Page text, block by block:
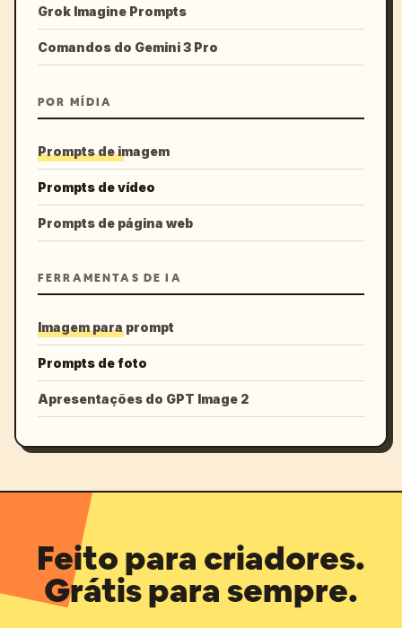
Grok Imagine Prompts
Comandos do Gemini 3 Pro
POR MÍDIA
Prompts de imagem
Prompts de vídeo
Prompts de página web
FERRAMENTAS DE IA
Imagem para prompt
Prompts de foto
Apresentações do GPT Image 2
Feito para criadores.
Grátis para sempre.